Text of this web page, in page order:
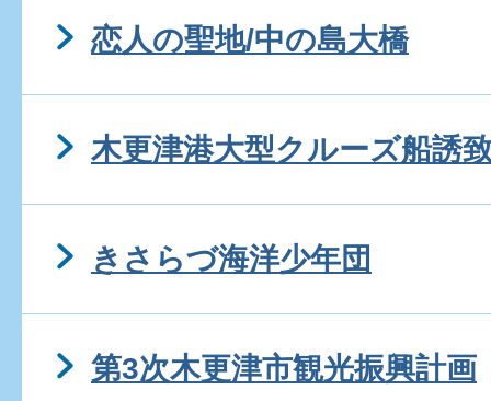
恋人の聖地/中の島大橋
木更津港大型クルーズ船誘
きさらづ海洋少年団
第3次木更津市観光振興計画